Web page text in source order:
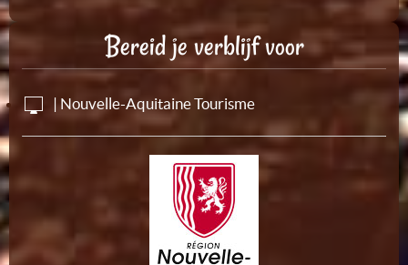
Bereid je verblijf voor
| Nouvelle-Aquitaine Tourisme